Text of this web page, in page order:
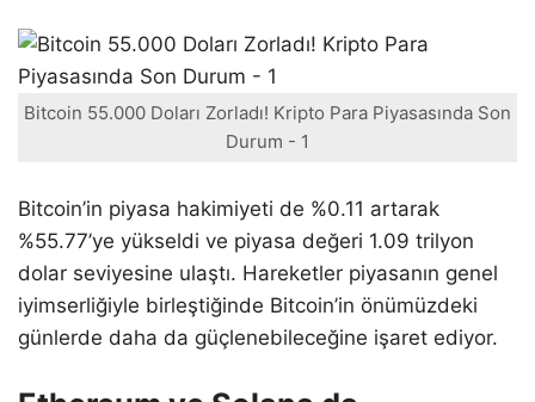
Bitcoin 55.000 Doları Zorladı! Kripto Para Piyasasında Son
Durum - 1
Bitcoin’in piyasa hakimiyeti de %0.11 artarak
%55.77’ye yükseldi ve piyasa değeri 1.09 trilyon
dolar seviyesine ulaştı. Hareketler piyasanın genel
iyimserliğiyle birleştiğinde Bitcoin’in önümüzdeki
günlerde daha da güçlenebileceğine işaret ediyor.